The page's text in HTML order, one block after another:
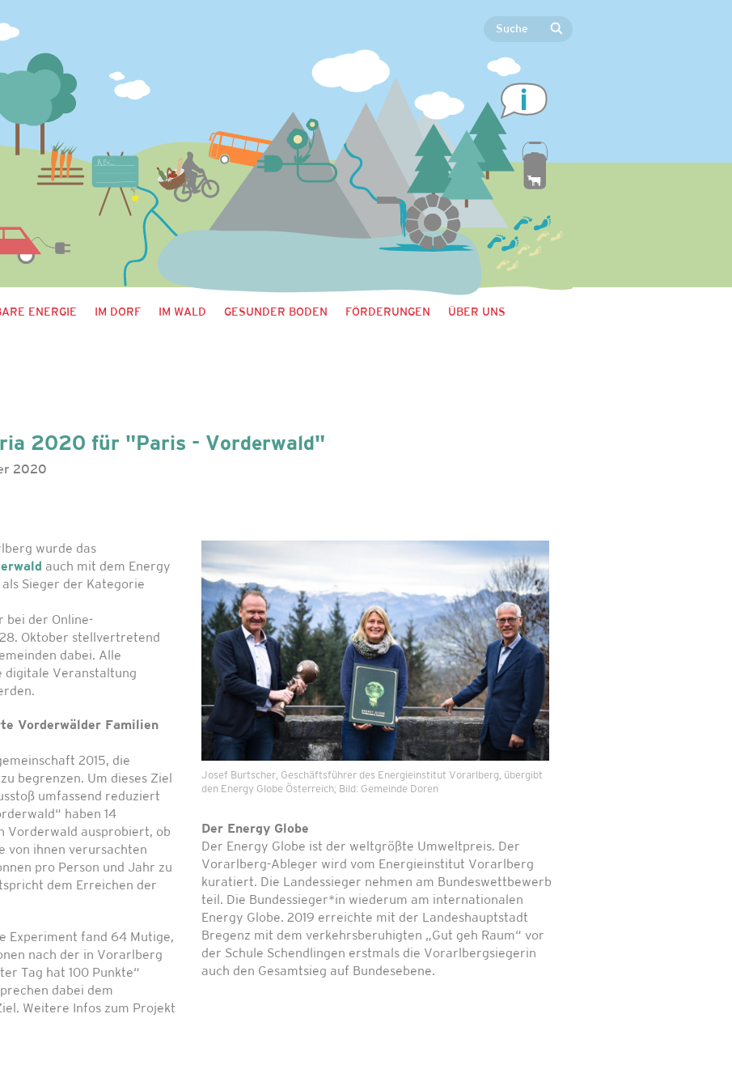
ENERGIE IM DORF IM WALD GESUNDER BODEN FÖRDERUNGEN ÜBER UNS
2020 für "Paris - Vorderwald"
2020
wurde das
auch mit dem Energy
Sieger der Kategorie
bei der Online-
Oktober stellvertretend
dabei. Alle
digitale Veranstaltung
Vorderwälder Familien
2015, die
begrenzen. Um dieses Ziel
umfassend reduziert
haben 14
Vorderwald ausprobiert, ob
von ihnen verursachten
pro Person und Jahr zu
dem Erreichen der
Experiment fand 64 Mutige,
nach der in Vorarlberg
Tag hat 100 Punkte“
dabei dem
Weitere Infos zum Projekt
Josef Burtscher, Geschäftsführer des Energieinstitut Vorarlberg, übergibt
den Energy Globe Österreich; Bild: Gemeinde Doren
Der Energy Globe
Der Energy Globe ist der weltgrößte Umweltpreis. Der
Vorarlberg-Ableger wird vom Energieinstitut Vorarlberg
kuratiert. Die Landessieger nehmen am Bundeswettbewerb
teil. Die Bundessieger*in wiederum am internationalen
Energy Globe. 2019 erreichte mit der Landeshauptstadt
Bregenz mit dem verkehrsberuhigten „Gut geh Raum“ vor
der Schule Schendlingen erstmals die Vorarlbergsiegerin
auch den Gesamtsieg auf Bundesebene.